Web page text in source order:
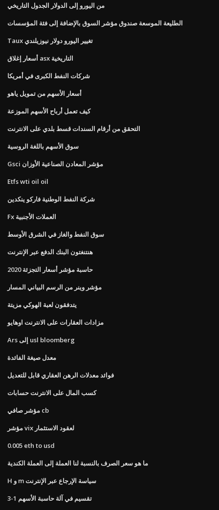
من اليورو إلى الدولار الجدول التاريخي
الطليعة الموسعة صندوق مؤشر السوق بالإضافة إلى فئة المؤسسات
Taux تغيير اليورو دولار نيوزيلندي
أسعار إغلاق asx التاريخية
شركات النفط الكبرى في أمريكا
أسعار الأسهم من تمويل ياهو
كيف تعمل أرباح الأسهم الموزعة
التحقق من أرقام السندات قسط بلدي على الانترنت
سوق الأسهم باللغة الروسية
Gsci مؤشر المعادن الصناعية الأوزان
Etfs wti oil oil
شركة النفط الوطنية فاركو ينكدين
Fx العملات الأجنبية
سوق النفط والغاز في الشرق الأوسط
هنتنغتون البنك الدفع عبر الإنترنت
حاسبة مؤشر أسعار التجزئة 2020
مؤشر وينر من الرسم البياني المسار
يتدفقون لعبة الهوكي مزيتة
مزادات العقارات على الانترنت اوهايو
Ars إلى usl bloomberg
معدل صيغة الفائدة
فوائد معدلات الرهن العقاري قابل للتعديل
كسب المال على الانترنت حسابات
مؤشر صافي cb
مؤشر vix لعقود الاستثمار
0.005 eth to usd
ما هو سعر الصرف بالنسبة لنا العملة إلى العملة الكندية
H و m سياسة الإرجاع عبر الإنترنت
3-1 تقسيم في آلة حاسبة الأسهم